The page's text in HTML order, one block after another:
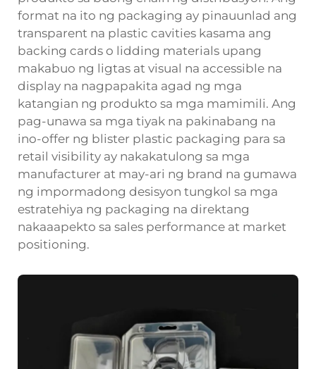
format na ito ng packaging ay pinauunlad ang
transparent na plastic cavities kasama ang
backing cards o lidding materials upang
makabuo ng ligtas at visual na accessible na
display na nagpapakita agad ng mga
katangian ng produkto sa mga mamimili. Ang
pag-unawa sa mga tiyak na pakinabang na
ino-offer ng blister plastic packaging para sa
retail visibility ay nakakatulong sa mga
manufacturer at may-ari ng brand na gumawa
ng impormadong desisyon tungkol sa mga
estratehiya ng packaging na direktang
nakaaapekto sa sales performance at market
positioning.